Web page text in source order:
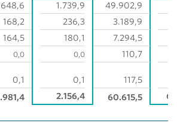
1.739,9 49.902,9
168,2 236,3 3.189,9
164,5 180,1 7.294,5
0,0 0,0
110,7
0,1 0,1
117,5
2.156,4 60.615,5